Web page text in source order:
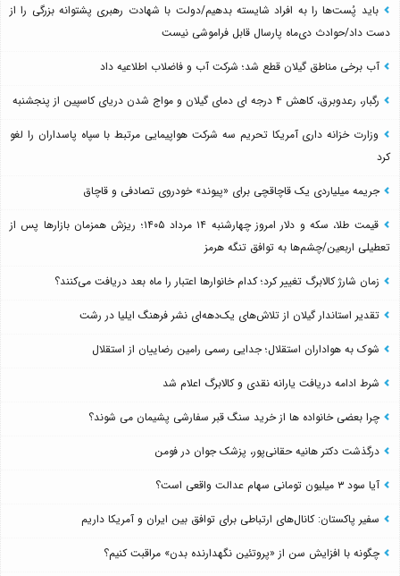
باید پُست‌ها را به افراد شایسته بدهیم/دولت با شهادت رهبری پشتوانه بزرگی را از
دست داد/حوادث دی‌ماه پارسال قابل فراموشی نیست
آب برخی مناطق گیلان قطع شد؛ شرکت آب و فاضلاب اطلاعیه داد
رگبار، رعدوبرق، کاهش ۴ درجه ای دمای گیلان و مواج شدن دریای کاسپین از پنجشنبه
وزارت خزانه داری آمریکا تحریم سه شرکت هواپیمایی مرتبط با سپاه پاسداران را لغو
کرد
جریمه میلیاردی یک قاچاقچی برای «پیوند» خودروی تصادفی و قاچاق
قیمت طلا، سکه و دلار امروز چهارشنبه ۱۴ مرداد ۱۴۰۵؛ ریزش همزمان بازارها پس از
تعطیلی اربعین/چشم‌ها به توافق تنگه هرمز
زمان شارژ کالابرگ تغییر کرد؛ کدام خانوارها اعتبار را ماه بعد دریافت می‌کنند؟
تقدیر استاندار گیلان از تلاش‌های یک‌دهه‌ای نشر فرهنگ ایلیا در رشت
شوک به هواداران استقلال؛ جدایی رسمی رامین رضاییان از استقلال
شرط ادامه دریافت یارانه نقدی و کالابرگ اعلام شد
چرا بعضی خانواده ها از خرید سنگ قبر سفارشی پشیمان می شوند؟
درگذشت دکتر هانیه حقانی‌پور، پزشک جوان در فومن
آیا سود ۳ میلیون تومانی سهام عدالت واقعی است؟
سفیر پاکستان: کانال‌های ارتباطی برای توافق بین ایران و آمریکا داریم
چگونه با افزایش سن از «پروتئین نگهدارنده بدن» مراقبت کنیم؟